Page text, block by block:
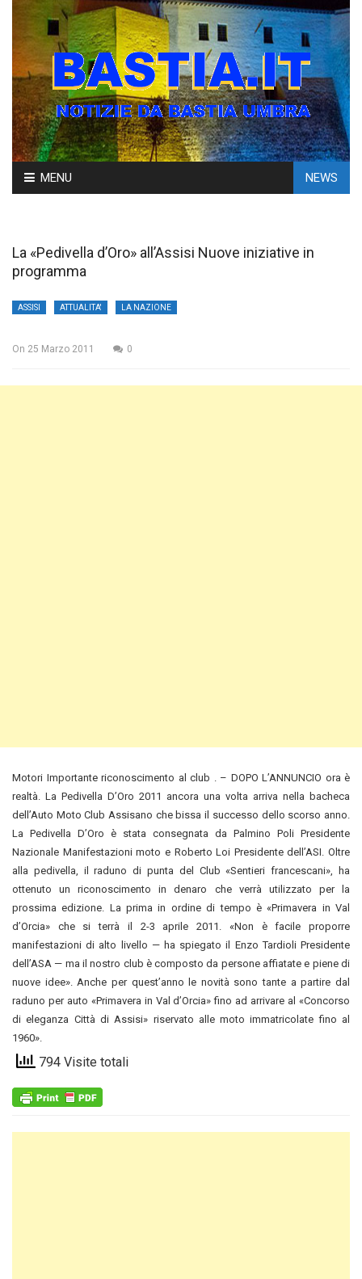
Skip
to
MENU NEWS
La «Pedivella d’Oro» all’Assisi Nuove iniziative in
programma
ASSISI ATTUALITA' LA NAZIONE
On 25 Marzo 2011 0
Motori Importante riconoscimento al club . – DOPO L’ANNUNCIO ora è
realtà. La Pedivella D’Oro 2011 ancora una volta arriva nella bacheca
dell’Auto Moto Club Assisano che bissa il successo dello scorso anno.
La Pedivella D’Oro è stata consegnata da Palmino Poli Presidente
Nazionale Manifestazioni moto e Roberto Loi Presidente dell’ASI. Oltre
alla pedivella, il raduno di punta del Club «Sentieri francescani», ha
ottenuto un riconoscimento in denaro che verrà utilizzato per la
prossima edizione. La prima in ordine di tempo è «Primavera in Val
d’Orcia» che si terrà il 2-3 aprile 2011. «Non è facile proporre
manifestazioni di alto livello — ha spiegato il Enzo Tardioli Presidente
dell’ASA — ma il nostro club è composto da persone affiatate e piene di
nuove idee». Anche per quest’anno le novità sono tante a partire dal
raduno per auto «Primavera in Val d’Orcia» fino ad arrivare al «Concorso
di eleganza Città di Assisi» riservato alle moto immatricolate fino al
1960».
794 Visite totali